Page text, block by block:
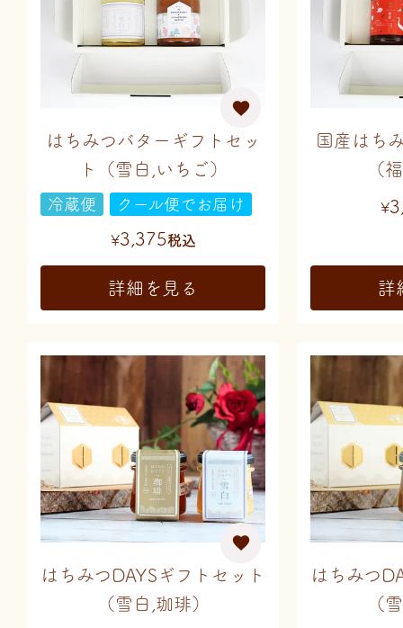
はちみつバターギフトセッ
ト（雪白,いちご）
冷蔵便 クール便でお届け
¥3,375税込
詳細を見る
国産はち
（
¥
詳
はちみつDAYSギフトセット
（雪白,珈琲）
はちみつ
（